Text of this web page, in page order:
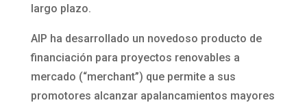
largo plazo.
AIP ha desarrollado un novedoso producto de
financiación para proyectos renovables a
mercado (“merchant”) que permite a sus
promotores alcanzar apalancamientos mayores